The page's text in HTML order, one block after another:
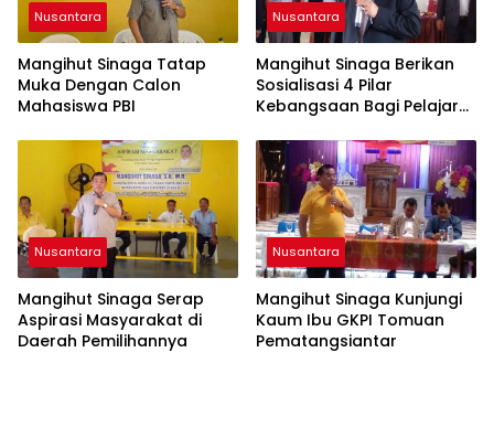
Nusantara
Mangihut Sinaga Tatap
Muka Dengan Calon
Mahasiswa PBI
Nusantara
Mangihut Sinaga Berikan
Sosialisasi 4 Pilar
Kebangsaan Bagi Pelajar
Nusantara
Mangihut Sinaga Serap
Aspirasi Masyarakat di
Daerah Pemilihannya
Nusantara
Mangihut Sinaga Kunjungi
Kaum Ibu GKPI Tomuan
Pematangsiantar